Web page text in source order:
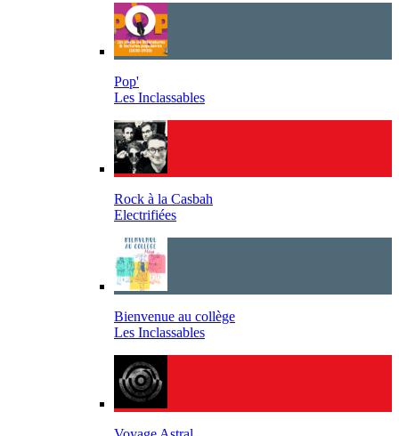
Pop'
Les Inclassables
Rock à la Casbah
Electrifiées
Bienvenue au collège
Les Inclassables